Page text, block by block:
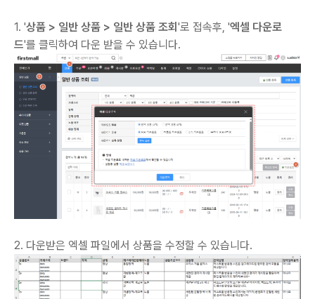
1. '상품 > 일반 상품 > 일반 상품 조회 '로 접속후, '엑셀 다운로
드'를 클릭하여 다운 받을 수 있습니다.
2. 다운받은 엑셀 파일에서 상품을 수정할 수 있습니다.